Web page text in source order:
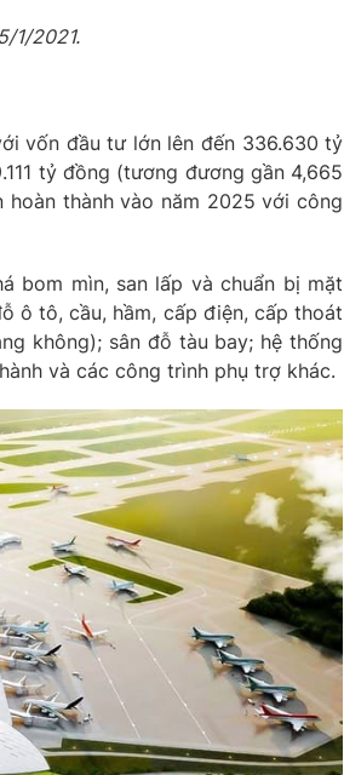
1/2021.
vốn đầu tư lớn lên đến 336.630 tỷ
tỷ đồng (tương đương gần 4,665
thành vào năm 2025 với công
bom mìn, san lấp và chuẩn bị mặt
ô tô, cầu, hầm, cấp điện, cấp thoát
không); sân đỗ tàu bay; hệ thống
và các công trình phụ trợ khác.